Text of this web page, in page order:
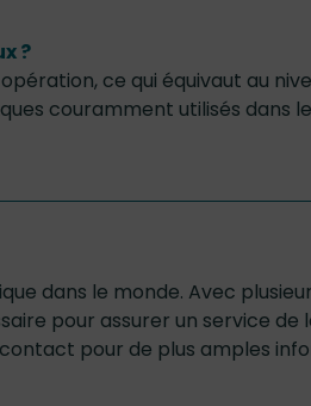
?
ce qui équivaut au
couramment utilisés dans
dans le monde. Avec
pour assurer un service
pour de plus amples